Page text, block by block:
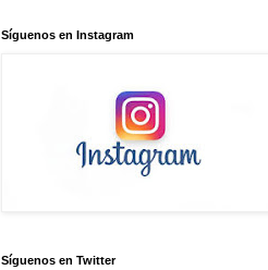
Síguenos en Instagram
Síguenos en Twitter